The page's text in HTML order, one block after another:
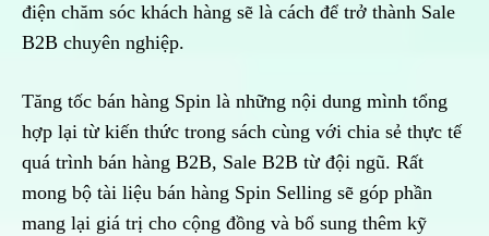
điện chăm sóc khách hàng sẽ là cách để trở thành Sale
B2B chuyên nghiệp.
Tăng tốc bán hàng Spin là những nội dung mình tổng
hợp lại từ kiến thức trong sách cùng với chia sẻ thực tế
quá trình bán hàng B2B, Sale B2B từ đội ngũ. Rất
mong bộ tài liệu bán hàng Spin Selling sẽ góp phần
mang lại giá trị cho cộng đồng và bổ sung thêm kỹ